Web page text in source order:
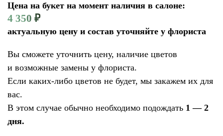
Цена на букет на момент наличия в салоне:
4 350 ₽
актуальную цену и состав уточняйте у флориста
Вы сможете уточнить цену, наличие цветов
и возможные замены у флориста.
Если каких-либо цветов не будет, мы закажем их для
вас.
В этом случае обычно необходимо подождать 1 — 2
дня.